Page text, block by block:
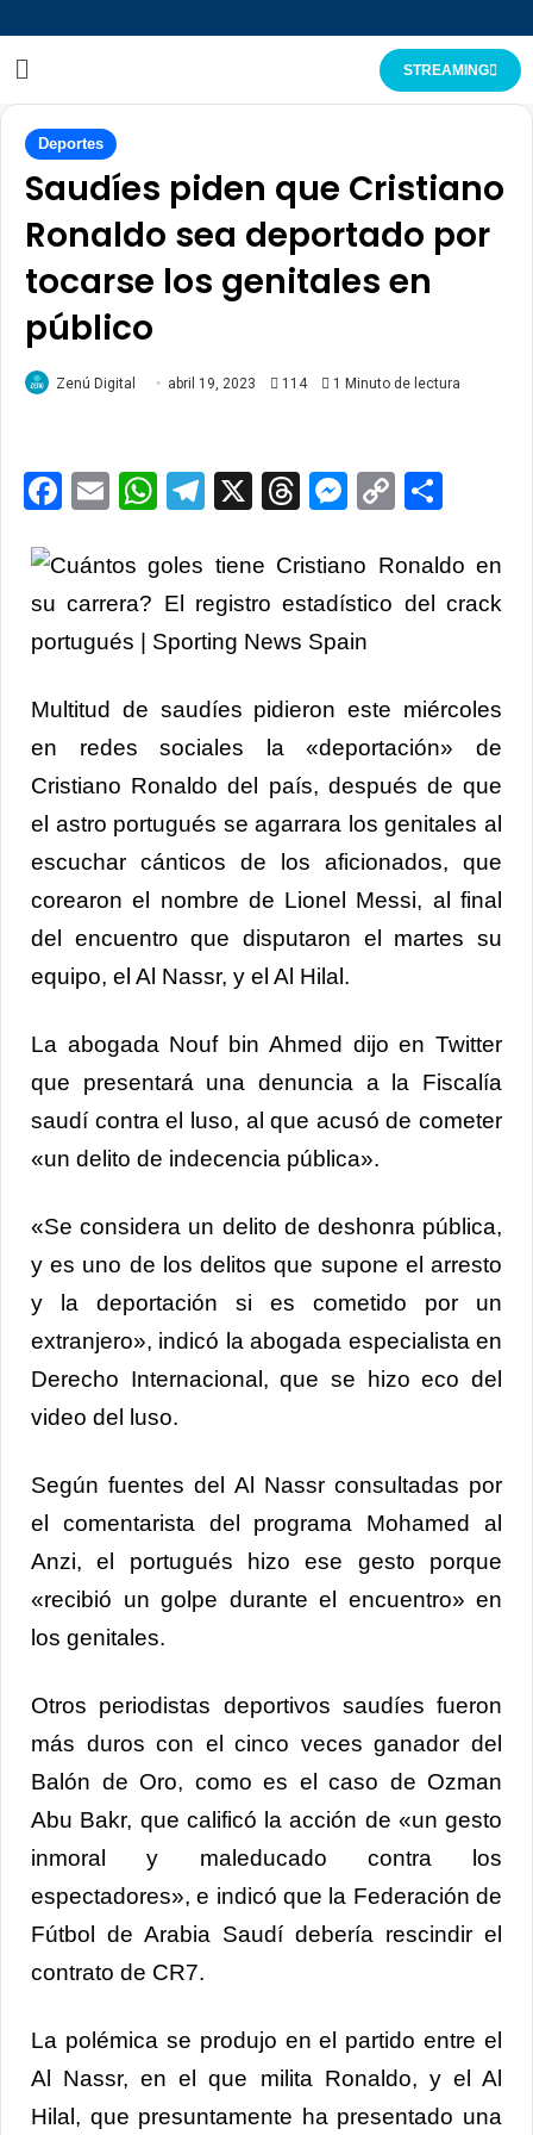
STREAMING
Deportes
Saudíes piden que Cristiano
Ronaldo sea deportado por
tocarse los genitales en
público
Zenú Digital abril 19, 2023 114 1 Minuto de lectura
Facebook
EmailWhatsApp
Telegram
X ThreadsCopy
Multitud de saudíes pidieron este miércoles
en redes sociales la «deportación» de
Cristiano Ronaldo del país, después de que
el astro portugués se agarrara los genitales al
escuchar cánticos de los aficionados, que
corearon el nombre de Lionel Messi, al final
del encuentro que disputaron el martes su
equipo, el Al Nassr, y el Al Hilal.
La abogada Nouf bin Ahmed dijo en Twitter
que presentará una denuncia a la Fiscalía
saudí contra el luso, al que acusó de cometer
«un delito de indecencia pública».
«Se considera un delito de deshonra pública,
y es uno de los delitos que supone el arresto
y la deportación si es cometido por un
extranjero», indicó la abogada especialista en
Derecho Internacional, que se hizo eco del
video del luso.
Según fuentes del Al Nassr consultadas por
el comentarista del programa Mohamed al
Anzi, el portugués hizo ese gesto porque
«recibió un golpe durante el encuentro» en
los genitales.
Otros periodistas deportivos saudíes fueron
más duros con el cinco veces ganador del
Balón de Oro, como es el caso de Ozman
Abu Bakr, que calificó la acción de «un gesto
inmoral y maleducado contra los
espectadores», e indicó que la Federación de
Fútbol de Arabia Saudí debería rescindir el
contrato de CR7.
La polémica se produjo en el partido entre el
Al Nassr, en el que milita Ronaldo, y el Al
Hilal, que presuntamente ha presentado una